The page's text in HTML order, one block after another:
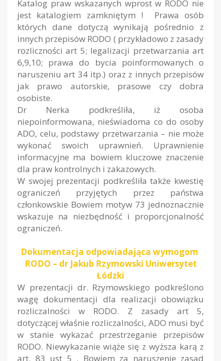
Katalog praw wskazanych wprost w RODO nie
jest katalogiem zamkniętym ! Prawa osób
których dane dotyczą wynikają pośrednio z
innych przepisów RODO ( przykładowo z zasady
rozliczności art 5; legalizacji przetwarzania art
6,9,10; prawa do bycia poinformowanych o
naruszeniu art 34 itp.) oraz z innych przepisów
jak prawo autorskie, prasowe czy dobra
osobiste.
Dr Nerka podkreśliła, iż osoba
niepoinformowana, nieświadoma co do osoby
ADO, celu, podstawy przetwarzania – nie może
wykonać swoich uprawnień. Uprawnienie
informacyjne ma bowiem kluczowe znaczenie
dla praw kontrolnych i zakazowych.
W swojej prezentacji podkreśliła także kwestię
ograniczeń przyjętych przez państwa
członkowskie Bowiem motyw 73 jednoznacznie
wskazuje na niezbędność i proporcjonalność
ograniczeń.
Dokumentacja odpowiadająca wymogom
RODO – dr Jakub Rzymowski Uniwersytet
Łódzki
W prezentacji dr. Rzymowskiego podkreślono
wagę dokumentacji dla realizacji obowiązku
rozliczalności w RODO. Z zasady art 5,
dotyczącej właśnie rozliczalności, ADO musi być
w stanie wykazać przestrzeganie przepisów
RODO. Niewykazanie wiąże się z wyższa karą z
art. 83 ust 5 . Bowiem za naruszenie zasad